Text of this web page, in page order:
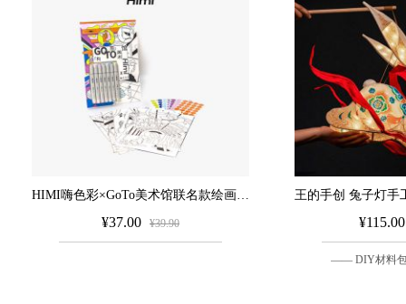
HIMI嗨色彩×GoTo美术馆联名款绘画套装CC净味马克笔7色艺术涂色画卡5张学生美术绘画专用涂鸦彩笔画笔套装
¥37.00 ¥39.90 ¥115.00